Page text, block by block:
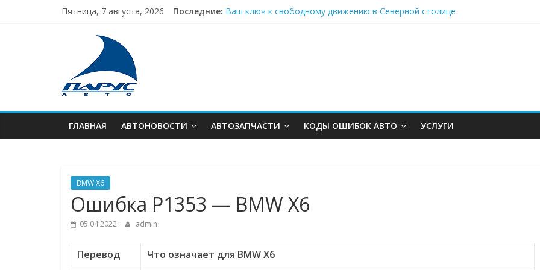
Пятница, 7 августа, 2026 Последние: Ваш ключ к свободному движению в Северной столице
тренде
АВТОновинок
ГЛАВНАЯ АВТОНОВОСТИ АВТОЗАПЧАСТИ КОДЫ ОШИБОК АВТО УСЛУГИ
BMW X6
Ошибкa P1353 — BMW X6
05.04.2022 admin
Перевод
Что означает для BMW X6